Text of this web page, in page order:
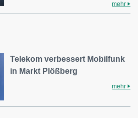
mehr
Telekom verbessert Mobilfunk
in Markt Plößberg
mehr